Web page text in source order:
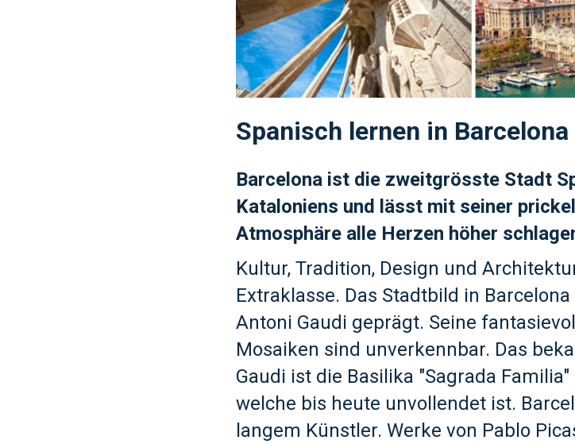
Spanisch lernen in Barcelona
Barcelona ist die zweitgrösste Stadt
Kataloniens und lässt mit seiner
Atmosphäre alle Herzen höher
Kultur, Tradition, Design und
Extraklasse. Das Stadtbild in
Antoni Gaudi geprägt. Seine
Mosaiken sind unverkennbar. Das
Gaudi ist die Basilika ″Sagrada
welche bis heute unvollendet ist.
langem Künstler. Werke von Pablo